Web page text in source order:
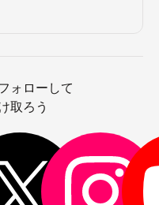
ォローして
取ろう